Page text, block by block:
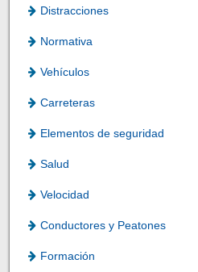
Distracciones
Normativa
Vehículos
Carreteras
Elementos de seguridad
Salud
Velocidad
Conductores y Peatones
Formación